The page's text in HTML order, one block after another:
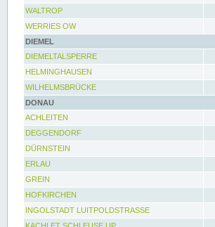
WALTROP
WERRIES OW
DIEMEL
DIEMELTALSPERRE
HELMINGHAUSEN
WILHELMSBRÜCKE
DONAU
ACHLEITEN
DEGGENDORF
DÜRNSTEIN
ERLAU
GREIN
HOFKIRCHEN
INGOLSTADT LUITPOLDSTRASSE